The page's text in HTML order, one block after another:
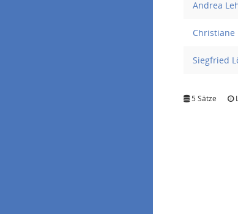
Andrea
Christiane
Siegfried
5 Sätze